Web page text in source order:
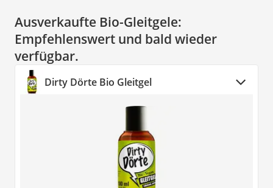
Ausverkaufte Bio-Gleitgele:
Empfehlenswert und bald wieder
verfügbar.
Dirty Dörte Bio Gleitgel